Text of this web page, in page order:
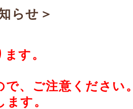
らせ＞
す。
、ご注意ください。
す。